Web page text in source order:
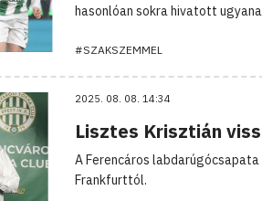
hasonlóan sokra hivatott
#SZAKSZEMMEL
2025. 08. 08. 14:34
Lisztes Krisztián
A Ferencáros
Frankfurttól.